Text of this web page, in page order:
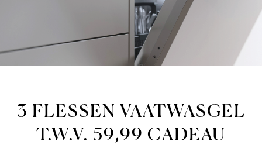
3 FLESSEN VAATWASGEL
T.W.V. 59,99 CADEAU